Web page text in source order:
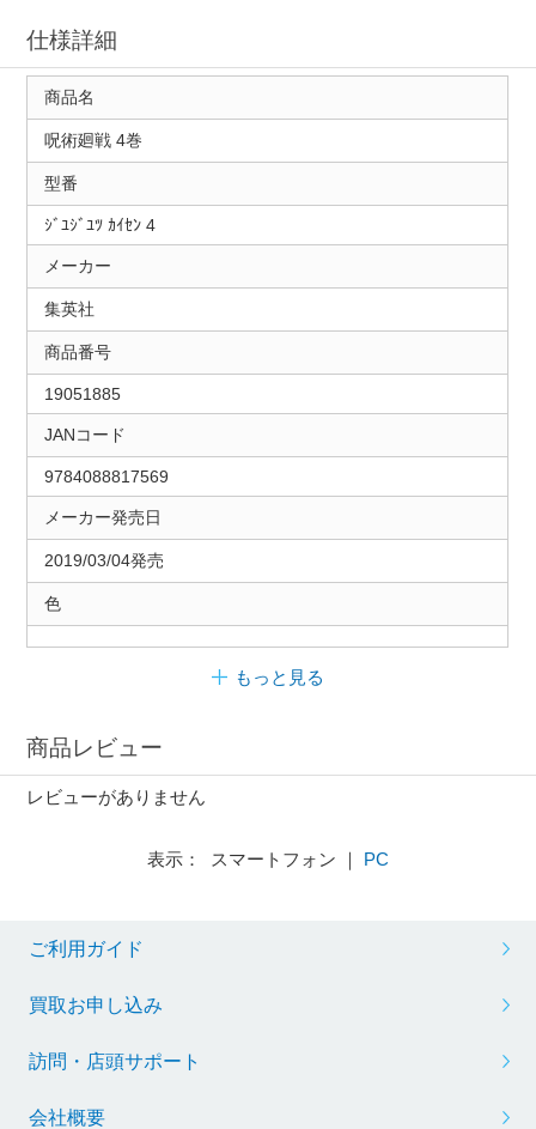
仕様詳細
商品名
呪術廻戦 4巻
型番
ｼﾞﾕｼﾞﾕﾂ ｶｲｾﾝ 4
メーカー
集英社
商品番号
19051885
JANコード
9784088817569
メーカー発売日
2019/03/04発売
色
もっと見る
商品レビュー
レビューがありません
表示： スマートフォン ｜ PC
ご利用ガイド
買取お申し込み
訪問・店頭サポート
会社概要